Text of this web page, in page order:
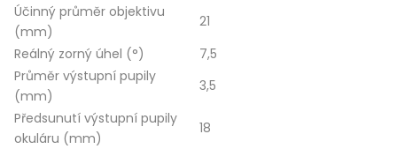
Účinný průměr objektivu
(mm)
21
Reálný zorný úhel (°)
7,5
Průměr výstupní pupily
(mm)
3,5
Předsunutí výstupní pupily
okuláru (mm)
18